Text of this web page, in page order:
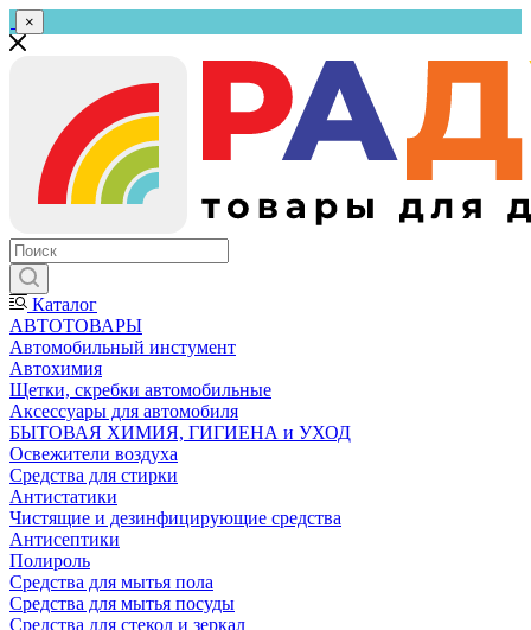
×
Каталог
АВТОТОВАРЫ
Автомобильный инстумент
Автохимия
Щетки, скребки автомобильные
Аксессуары для автомобиля
БЫТОВАЯ ХИМИЯ, ГИГИЕНА и УХОД
Освежители воздуха
Средства для стирки
Антистатики
Чистящие и дезинфицирующие средства
Антисептики
Полироль
Средства для мытья пола
Средства для мытья посуды
Средства для стекол и зеркал